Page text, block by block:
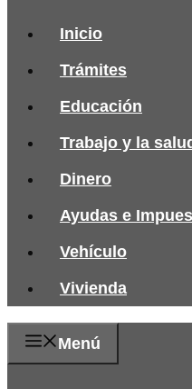
Inicio
Trámites
Educación
Trabajo y la
Dinero
Ayudas e
Vehículo
Vivienda
Menú